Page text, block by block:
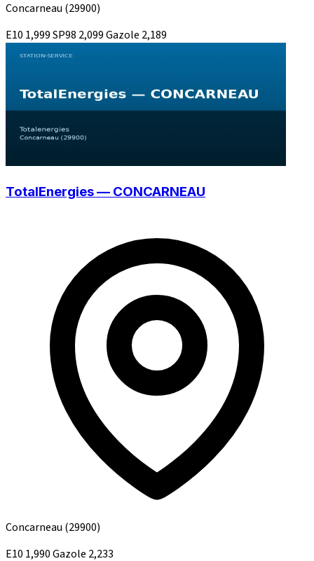
Concarneau (29900)
E10 1,999SP98 2,099Gazole 2,189
TotalEnergies — CONCARNEAU
Concarneau (29900)
E10 1,990Gazole 2,233